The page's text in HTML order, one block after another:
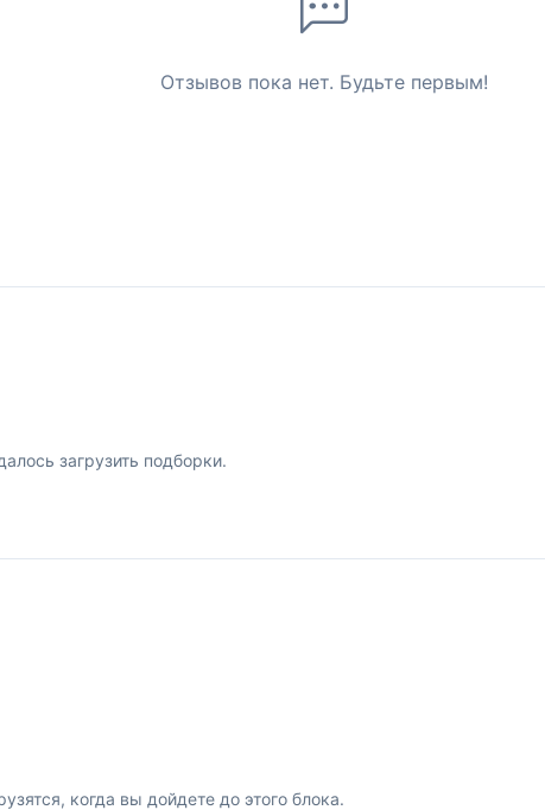
Отзывов пока нет. Будьте первым!
загрузить подборки.
когда вы дойдете до этого блока.